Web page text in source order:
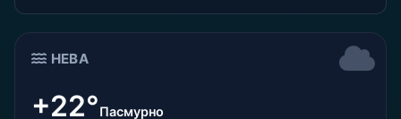
НЕВА
+22°Пасмурно